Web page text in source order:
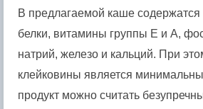
В предлагаемой каше содержатся
белки, витамины группы Е и А,
натрий, железо и кальций. При
клейковины является
продукт можно считать